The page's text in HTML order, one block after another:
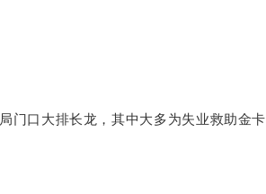
门口大排长龙，其中大多为失业救助金卡